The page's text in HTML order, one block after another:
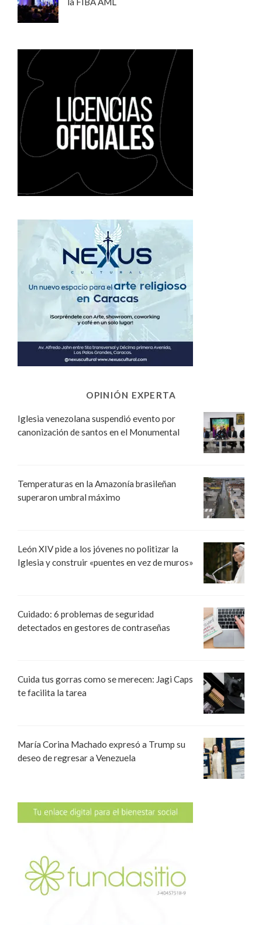
OPINIÓN EXPERTA
Iglesia venezolana suspendió evento por
canonización de santos en el Monumental
Temperaturas en la Amazonía brasileñan
superaron umbral máximo
León XIV pide a los jóvenes no politizar la
Iglesia y construir «puentes en vez de muros»
Cuidado: 6 problemas de seguridad
detectados en gestores de contraseñas
Cuida tus gorras como se merecen: Jagi Caps
te facilita la tarea
María Corina Machado expresó a Trump su
deseo de regresar a Venezuela